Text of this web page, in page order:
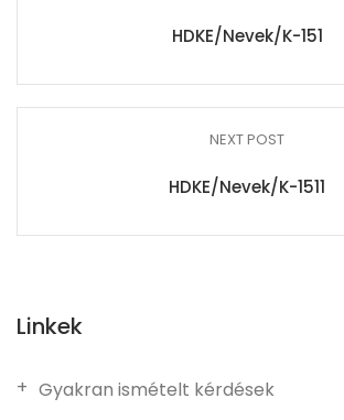
HDKE/Nevek/K-151
NEXT POST
HDKE/Nevek/K-1511
Linkek
Gyakran ismételt kérdések